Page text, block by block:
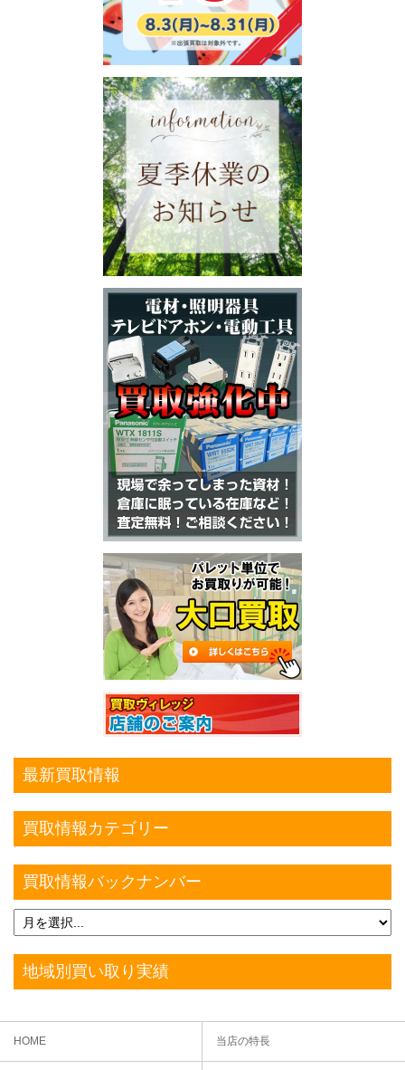
最新買取情報
買取情報カテゴリー
買取情報バックナンバー
地域別買い取り実績
HOME 当店の特長